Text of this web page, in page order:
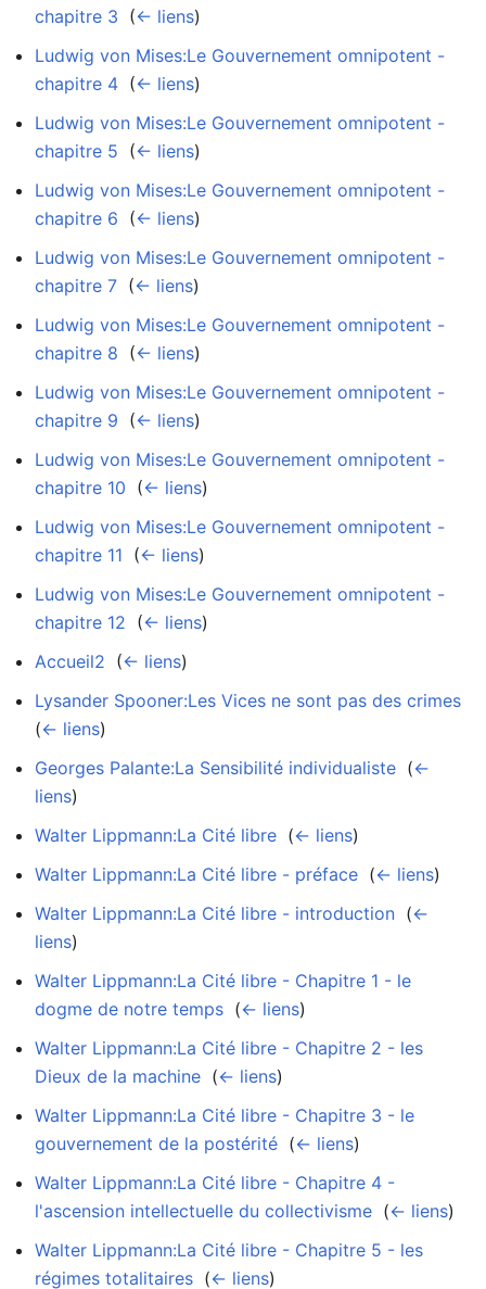
chapitre 3 (← liens)
Ludwig von Mises:Le Gouvernement omnipotent -
chapitre 4 (← liens)
Ludwig von Mises:Le Gouvernement omnipotent -
chapitre 5 (← liens)
Ludwig von Mises:Le Gouvernement omnipotent -
chapitre 6 (← liens)
Ludwig von Mises:Le Gouvernement omnipotent -
chapitre 7 (← liens)
Ludwig von Mises:Le Gouvernement omnipotent -
chapitre 8 (← liens)
Ludwig von Mises:Le Gouvernement omnipotent -
chapitre 9 (← liens)
Ludwig von Mises:Le Gouvernement omnipotent -
chapitre 10 (← liens)
Ludwig von Mises:Le Gouvernement omnipotent -
chapitre 11 (← liens)
Ludwig von Mises:Le Gouvernement omnipotent -
chapitre 12 (← liens)
Accueil2 (← liens)
Lysander Spooner:Les Vices ne sont pas des crimes
(← liens)
Georges Palante:La Sensibilité individualiste (←
liens)
Walter Lippmann:La Cité libre (← liens)
Walter Lippmann:La Cité libre - préface (← liens)
Walter Lippmann:La Cité libre - introduction (←
liens)
Walter Lippmann:La Cité libre - Chapitre 1 - le
dogme de notre temps (← liens)
Walter Lippmann:La Cité libre - Chapitre 2 - les
Dieux de la machine (← liens)
Walter Lippmann:La Cité libre - Chapitre 3 - le
gouvernement de la postérité (← liens)
Walter Lippmann:La Cité libre - Chapitre 4 -
l'ascension intellectuelle du collectivisme (← liens)
Walter Lippmann:La Cité libre - Chapitre 5 - les
régimes totalitaires (← liens)